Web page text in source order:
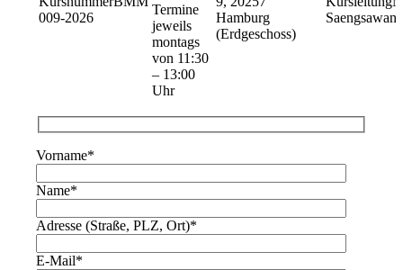
009-2026
Termine
jeweils
montags
von 11:30
– 13:00
Uhr
Hamburg
(Erdgeschoss)
Vorname*
Name*
Adresse (Straße, PLZ, Ort)*
E-Mail*